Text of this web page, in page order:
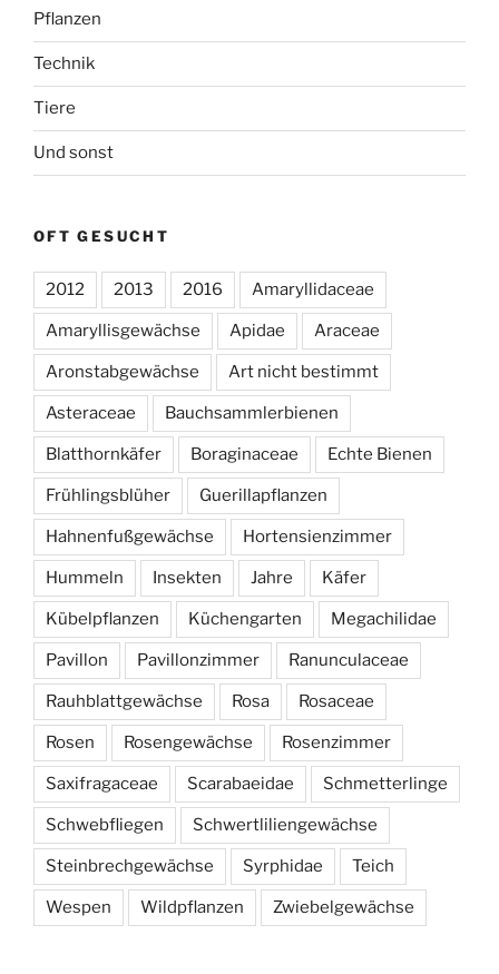
Pflanzen
Technik
Tiere
Und sonst
OFT GESUCHT
2012 2013 2016 Amaryllidaceae
Amaryllisgewächse Apidae Araceae
Aronstabgewächse Art nicht bestimmt
Asteraceae Bauchsammlerbienen
Blatthornkäfer Boraginaceae Echte Bienen
Frühlingsblüher Guerillapflanzen
Hahnenfußgewächse Hortensienzimmer
Hummeln Insekten Jahre Käfer
Kübelpflanzen Küchengarten Megachilidae
Pavillon Pavillonzimmer Ranunculaceae
Rauhblattgewächse Rosa Rosaceae
Rosen Rosengewächse Rosenzimmer
Saxifragaceae Scarabaeidae Schmetterlinge
Schwebfliegen Schwertliliengewächse
Steinbrechgewächse Syrphidae Teich
Wespen Wildpflanzen Zwiebelgewächse